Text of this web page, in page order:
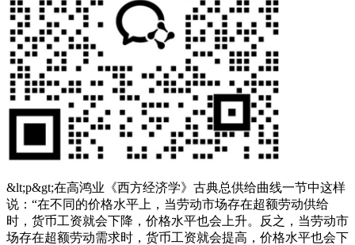
&lt;p&gt;在高鸿业《西方经济学》古典总供给曲线一节中这样
说：“在不同的价格水平上，当劳动市场存在超额劳动供给
时，货币工资就会下降，价格水平也会上升。反之，当劳动市
场存在超额劳动需求时，货币工资就会提高，价格水平也会下